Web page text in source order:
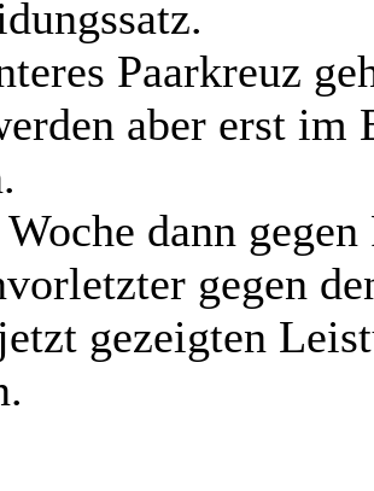
Paarkreuz
aber erst im
dann gegen
gegen
gezeigten